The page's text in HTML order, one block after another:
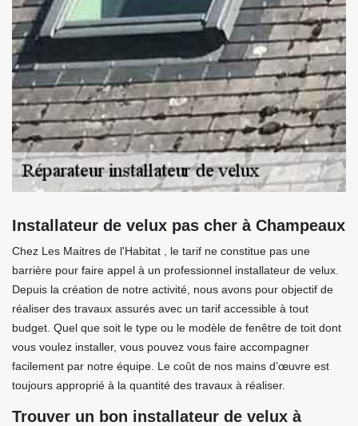
Installateur de velux pas cher à Champeaux
Chez Les Maitres de l'Habitat , le tarif ne constitue pas une
barrière pour faire appel à un professionnel installateur de velux.
Depuis la création de notre activité, nous avons pour objectif de
réaliser des travaux assurés avec un tarif accessible à tout
budget. Quel que soit le type ou le modèle de fenêtre de toit dont
vous voulez installer, vous pouvez vous faire accompagner
facilement par notre équipe. Le coût de nos mains d’œuvre est
toujours approprié à la quantité des travaux à réaliser.
Trouver un bon installateur de velux à